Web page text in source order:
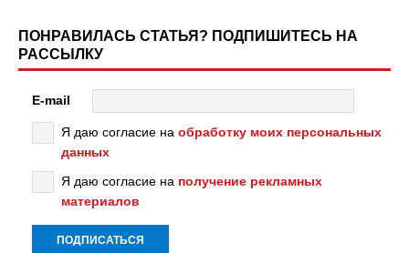
ПОНРАВИЛАСЬ СТАТЬЯ? ПОДПИШИТЕСЬ НА
РАССЫЛКУ
E-mail
Я даю согласие на обработку моих персональных
данных
Я даю согласие на получение рекламных
материалов